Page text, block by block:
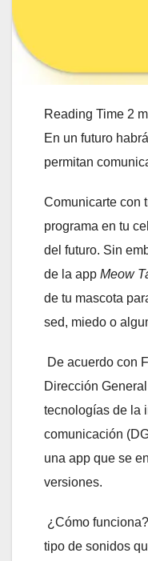
En un futuro
permitan
Comunicarte con
programa en tu
del futuro. Sin
de la app Meow
de tu mascota
sed, miedo o
De acuerdo con
Dirección
tecnologías de la
comunicación
una app que se
versiones.
¿Cómo
tipo de sonidos